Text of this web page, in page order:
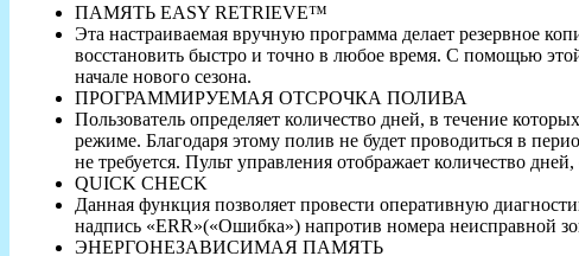
ПАМЯТЬ EASY RETRIEVE™
Эта настраиваемая вручную программа делает резервное
восстановить быстро и точно в любое время. С помощью
начале нового сезона.
ПРОГРАММИРУЕМАЯ ОТСРОЧКА ПОЛИВА
Пользователь определяет количество дней, в течение
режиме. Благодаря этому полив не будет проводиться в
не требуется. Пульт управления отображает количество
QUICK CHECK
Данная функция позволяет провести оперативную
надпись «ERR»(«Ошибка») напротив номера неисправной
ЭНЕРГОНЕЗАВИСИМАЯ ПАМЯТЬ